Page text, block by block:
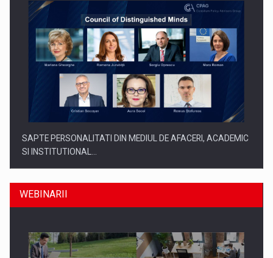
SAPTE PERSONALITATI DIN MEDIUL DE AFACERI, ACADEMIC
SI INSTITUTIONAL…
WEBINARII